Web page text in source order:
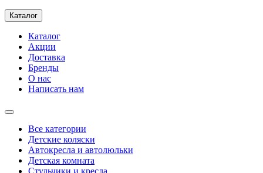
Каталог
Каталог
Акции
Доставка
Бренды
О нас
Написать нам
Все категории
Детские коляски
Автокресла и автолюльки
Детская комната
Стульчики и кресла